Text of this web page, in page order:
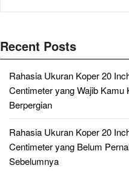
Recent Posts
Rahasia Ukuran Koper 20
Centimeter yang Wajib Kamu
Berpergian
Rahasia Ukuran Koper 20
Centimeter yang Belum
Sebelumnya